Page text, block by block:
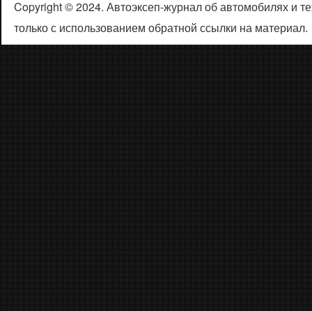
Copyright © 2024. Автоэксеп-журнал об автомобилях и
только с использованием обратной ссылки на материал.